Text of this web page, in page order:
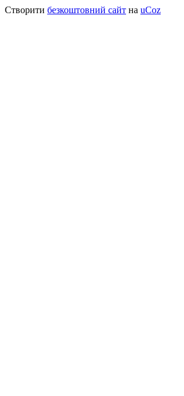
Створити безкоштовний сайт на uCoz